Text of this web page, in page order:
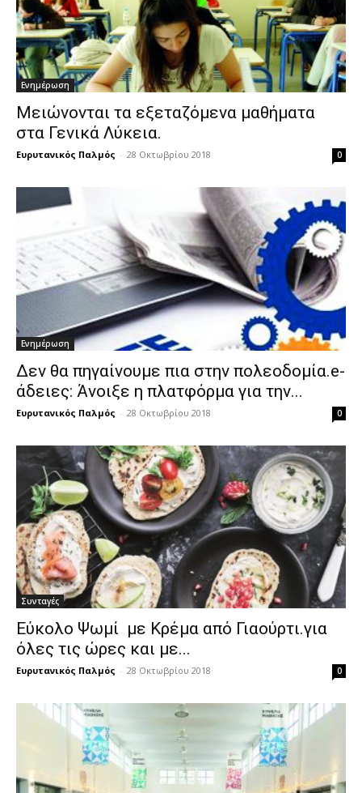
Ενημέρωση
Μειώνονται τα εξεταζόμενα μαθήματα
στα Γενικά Λύκεια.
Ευρυτανικός Παλμός - 28 Οκτωβρίου 2018 0
Ενημέρωση
Δεν θα πηγαίνουμε πια στην πολεοδομία.e-
άδειες: Άνοιξε η πλατφόρμα για την...
Ευρυτανικός Παλμός - 28 Οκτωβρίου 2018 0
Συνταγές
Εύκολο Ψωμί με Κρέμα από Γιαούρτι.για
όλες τις ώρες και με...
Ευρυτανικός Παλμός - 28 Οκτωβρίου 2018 0